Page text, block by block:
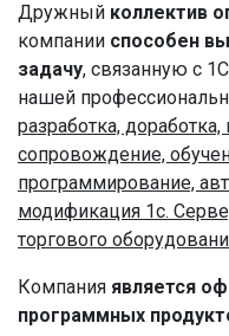
Дружный коллектив
компании способен
задачу, связанную с
нашей
разработка,
сопровождение,
программирование,
модификация 1с.
торгового
Компания является
программных